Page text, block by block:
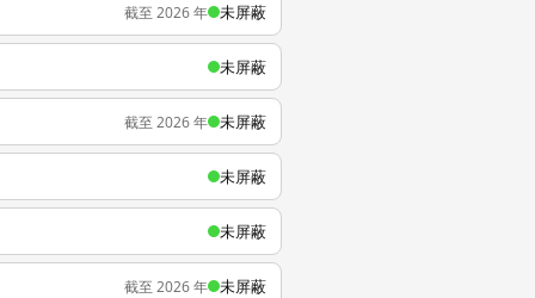
截至 2026 年 未屏蔽
未屏蔽
截至 2026 年 未屏蔽
未屏蔽
未屏蔽
截至 2026 年 未屏蔽